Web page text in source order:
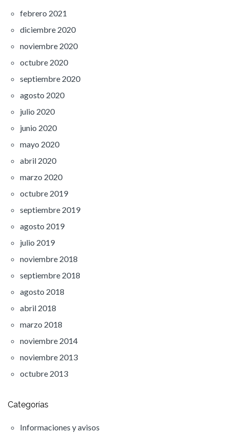
febrero 2021
diciembre 2020
noviembre 2020
octubre 2020
septiembre 2020
agosto 2020
julio 2020
junio 2020
mayo 2020
abril 2020
marzo 2020
octubre 2019
septiembre 2019
agosto 2019
julio 2019
noviembre 2018
septiembre 2018
agosto 2018
abril 2018
marzo 2018
noviembre 2014
noviembre 2013
octubre 2013
Categorías
Informaciones y avisos